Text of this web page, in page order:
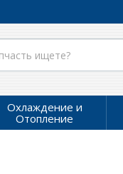
Охлаждение и
Отопление